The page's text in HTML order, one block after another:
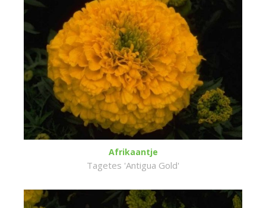
Afrikaantje
Tagetes 'Antigua Gold'